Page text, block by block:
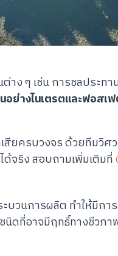
ง ๆ เช่น การชลประท
ย่างไนเตรตและฟอสเ
ยครบวงจร ด้วยทีมวิ
จริง สอบถามเพิ่มเติมที่
วนการผลิต ทำให้มีก
ดที่อาจมีฤทธิ์ทางชีวภ